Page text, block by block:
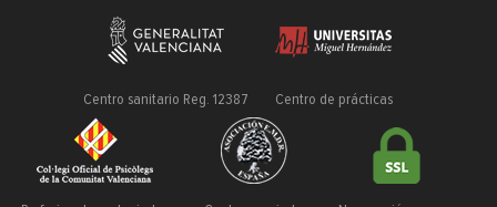
Centro sanitario Reg. 12387 Centro de prácticas